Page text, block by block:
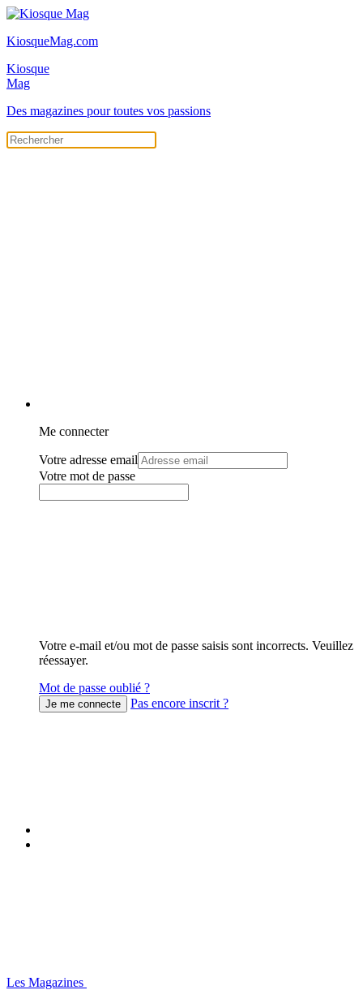
KiosqueMag.com
Kiosque
Mag
Des magazines pour toutes vos passions
Me connecter
Votre adresse email
Votre mot de passe
Votre e-mail et/ou mot de passe saisis sont incorrects. Veuillez
réessayer.
Mot de passe oublié ?
Pas encore inscrit ?
Les Magazines